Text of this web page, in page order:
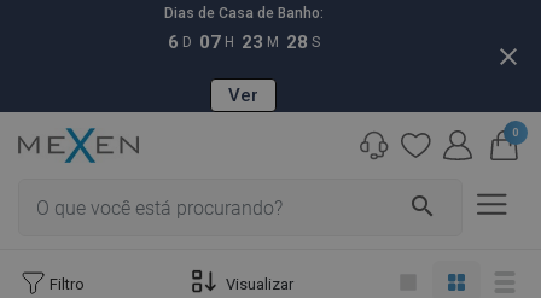
Dias de Casa de Banho:
6 D 07 H 23 M 27 S
Ver
close
search
0
Filtro Visualizar